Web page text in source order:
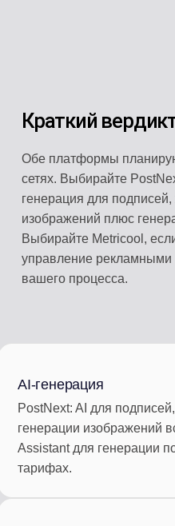
Краткий
Обе платформы
сетях. Выбирайте
генерация для подписей,
изображений плюс
Выбирайте Metricool,
управление
вашего процесса.
AI-генерация
PostNext: AI для
генерации изображений
Assistant для генерации
тарифах.